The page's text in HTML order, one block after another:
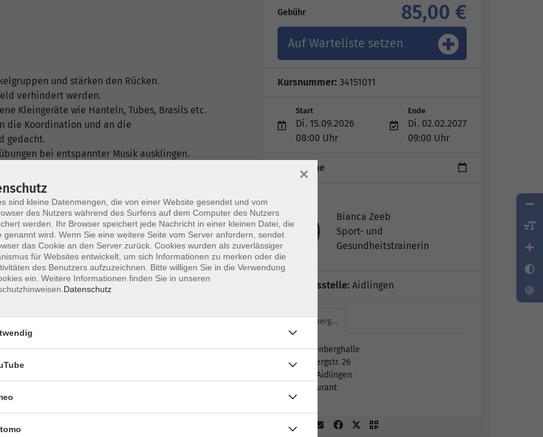
und stärken den Rücken.
verhindert werden.
Kleingeräte wie Hanteln, Tubes, Brasils etc.
die Koordination und an die
gedacht.
bei entspannter Musik ausklingen.
Ort / Raum
09:00 Uhr
09:00 Uhr
09:00 Uhr
Uhr
Gebühr 85,00 €
Auf Warteliste setzen
Kursnummer: 34151011
Start
Di. 15.09.2026
08:00 Uhr
Ende
Di. 02.02.2027
09:00 Uhr
17 Termine
Bianca Zeeb
Sport- und
Gesundheitstrainerin
Geschäftsstelle: Aidlingen
Sonnenberg…
Sonnenberghalle
Feldbergstr. 26
71134 Aidlingen
Restaurant
sind kleine Datenmengen, die von einer Website gesendet und vom
des Nutzers während des Surfens auf dem Computer des Nutzers
werden. Ihr Browser speichert jede Nachricht in einer kleinen Datei, die
genannt wird. Wenn Sie eine weitere Seite vom Server anfordern, sendet
das Cookie an den Server zurück. Cookies wurden als zuverlässiger
für Websites entwickelt, um sich Informationen zu merken oder die
des Benutzers aufzuzeichnen. Bitte willigen Sie in die Verwendung
ein. Weitere Informationen finden Sie in unseren
Datenschutz
×